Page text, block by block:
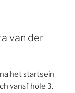
van der
het startsein
vanaf hole 3.